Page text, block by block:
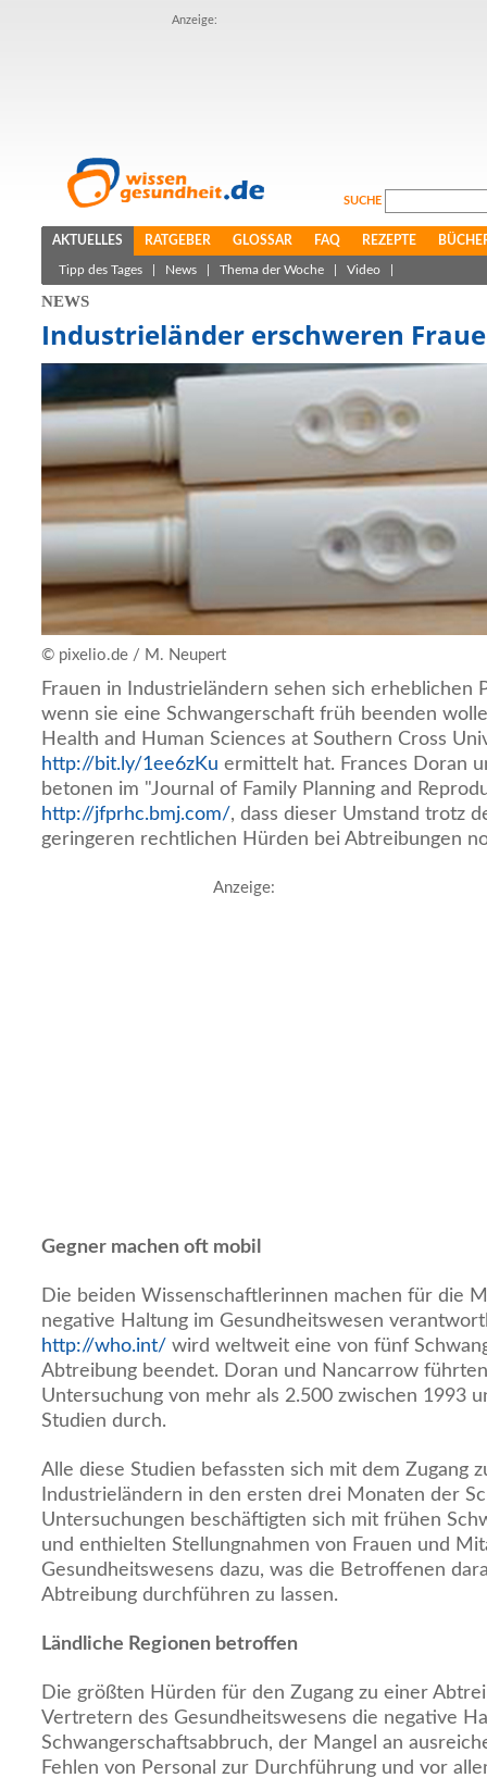
Anzeige:
SUCHE
AKTUELLES RATGEBER GLOSSAR FAQ REZEPTE
Tipp des Tages News Thema der Woche Video
NEWS
Industrieländer erschweren
© pixelio.de / M. Neupert
Frauen in Industrieländern sehen sich erheblichen
wenn sie eine Schwangerschaft früh beenden
Health and Human Sciences at Southern Cross
http://bit.ly/1ee6zKu ermittelt hat. Frances Doran
betonen im "Journal of Family Planning and
http://jfprhc.bmj.com/, dass dieser Umstand trotz
geringeren rechtlichen Hürden bei Abtreibungen
Anzeige:
Gegner machen oft mobil
Die beiden Wissenschaftlerinnen machen für die
negative Haltung im Gesundheitswesen
http://who.int/ wird weltweit eine von fünf
Abtreibung beendet. Doran und Nancarrow
Untersuchung von mehr als 2.500 zwischen 1993
Studien durch.
Alle diese Studien befassten sich mit dem Zugang
Industrieländern in den ersten drei Monaten der
Untersuchungen beschäftigten sich mit frühen
und enthielten Stellungnahmen von Frauen und
Gesundheitswesens dazu, was die Betroffenen
Abtreibung durchführen zu lassen.
Ländliche Regionen betroffen
Die größten Hürden für den Zugang zu einer
Vertretern des Gesundheitswesens die negative
Schwangerschaftsabbruch, der Mangel an
Fehlen von Personal zur Durchführung und vor